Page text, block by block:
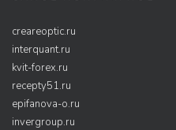
creareoptic.ru
interquant.ru
kvit-forex.ru
recepty51.ru
epifanova-o.ru
invergroup.ru